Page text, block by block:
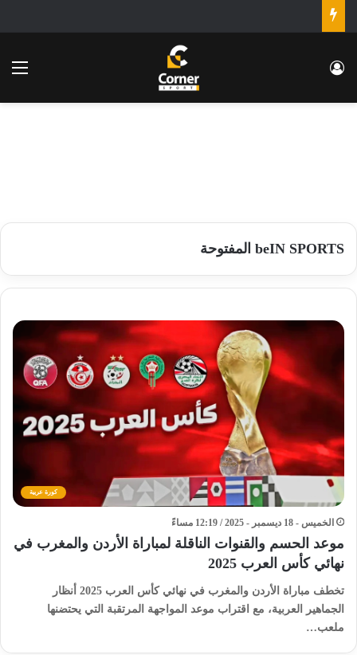
تسجيل الدخول
beIN SPORTS المفتوحة
كورة عربية
الخميس - 18 ديسمبر - 2025 / 12:19 مساءً
موعد الحسم والقنوات الناقلة لمباراة الأردن والمغرب في
نهائي كأس العرب 2025
تخطف مباراة الأردن والمغرب في نهائي كأس العرب 2025 أنظار
الجماهير العربية، مع اقتراب موعد المواجهة المرتقبة التي يحتضنها
ملعب…